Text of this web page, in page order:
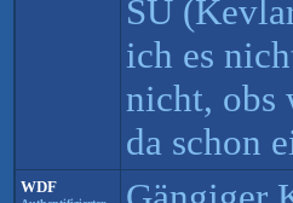
SU
ich es
nicht, obs
da schon
WDF